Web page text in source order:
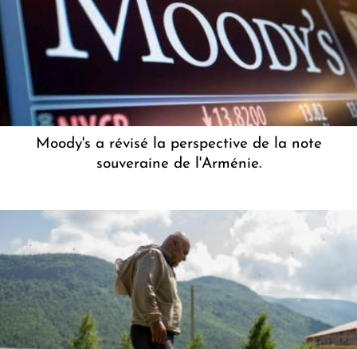
Moody's a révisé la perspective de la note
souveraine de l'Arménie.